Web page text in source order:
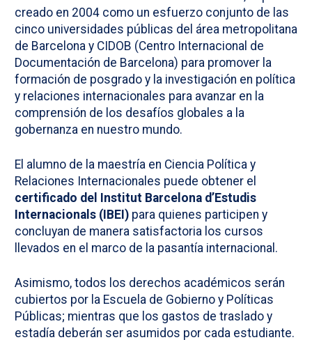
creado en 2004 como un esfuerzo conjunto de las
cinco universidades públicas del área metropolitana
de Barcelona y CIDOB (Centro Internacional de
Documentación de Barcelona) para promover la
formación de posgrado y la investigación en política
y relaciones internacionales para avanzar en la
comprensión de los desafíos globales a la
gobernanza en nuestro mundo.
El alumno de la maestría en Ciencia Política y
Relaciones Internacionales puede obtener el
certificado del Institut Barcelona d’Estudis
Internacionals (IBEI) para quienes participen y
concluyan de manera satisfactoria los cursos
llevados en el marco de la pasantía internacional.
Asimismo, todos los derechos académicos serán
cubiertos por la Escuela de Gobierno y Políticas
Públicas; mientras que los gastos de traslado y
estadía deberán ser asumidos por cada estudiante.